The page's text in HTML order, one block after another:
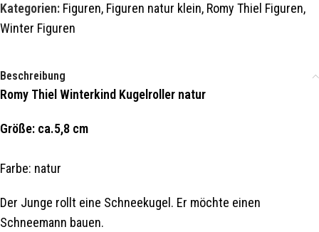
Kategorien: Figuren, Figuren natur klein, Romy Thiel Figuren,
Winter Figuren
Beschreibung
Romy Thiel Winterkind Kugelroller natur
Größe: ca.5,8 cm
Farbe: natur
Der Junge rollt eine Schneekugel. Er möchte einen
Schneemann bauen.